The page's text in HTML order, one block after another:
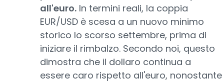
all'euro. In termini reali, la coppia
EUR/USD è scesa a un nuovo minimo
storico lo scorso settembre, prima di
iniziare il rimbalzo. Secondo noi, questo
dimostra che il dollaro continua a
essere caro rispetto all'euro, nonostante